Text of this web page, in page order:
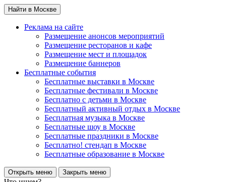
Найти в Москве
Реклама на сайте
Размещение анонсов мероприятий
Размещение ресторанов и кафе
Размещение мест и площадок
Размещение баннеров
Бесплатные события
Бесплатные выставки в Москве
Бесплатные фестивали в Москве
Бесплатно с детьми в Москве
Бесплатный активный отдых в Москве
Бесплатная музыка в Москве
Бесплатные шоу в Москве
Бесплатные праздники в Москве
Бесплатно! стендап в Москве
Бесплатные образование в Москве
Открыть меню Закрыть меню